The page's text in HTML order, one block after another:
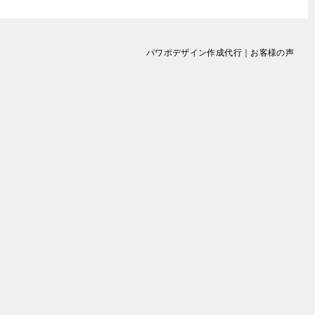
パワポデザイン作成代行｜お客様の声